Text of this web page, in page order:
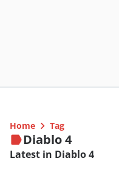
Home Tag
Diablo 4
Latest in Diablo 4